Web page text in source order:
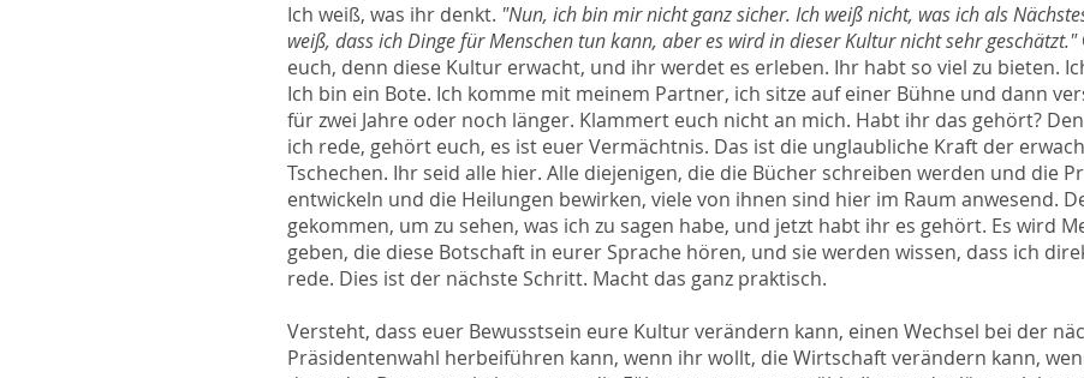
Ich weiß, was ihr denkt. "Nun, ich bin mir nicht ganz sicher. Ich weiß nicht, was ich als
weiß, dass ich Dinge für Menschen tun kann, aber es wird in dieser Kultur nicht sehr geschätzt."
euch, denn diese Kultur erwacht, und ihr werdet es erleben. Ihr habt so viel zu bieten.
Ich bin ein Bote. Ich komme mit meinem Partner, ich sitze auf einer Bühne und dann
für zwei Jahre oder noch länger. Klammert euch nicht an mich. Habt ihr das gehört?
ich rede, gehört euch, es ist euer Vermächtnis. Das ist die unglaubliche Kraft der
Tschechen. Ihr seid alle hier. Alle diejenigen, die die Bücher schreiben werden und die
entwickeln und die Heilungen bewirken, viele von ihnen sind hier im Raum anwesend.
gekommen, um zu sehen, was ich zu sagen habe, und jetzt habt ihr es gehört. Es wird
geben, die diese Botschaft in eurer Sprache hören, und sie werden wissen, dass ich
rede. Dies ist der nächste Schritt. Macht das ganz praktisch.
Versteht, dass euer Bewusstsein eure Kultur verändern kann, einen Wechsel bei der
Präsidentenwahl herbeiführen kann, wenn ihr wollt, die Wirtschaft verändern kann,